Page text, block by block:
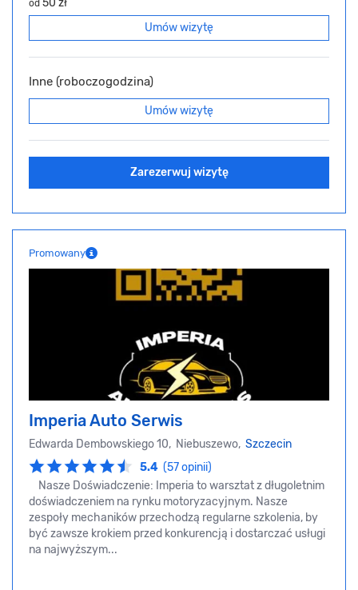
od 50 zł
Umów wizytę
Inne (roboczogodzina)
Umów wizytę
Zarezerwuj wizytę
Promowany
Imperia Auto Serwis
Edwarda Dembowskiego 10, Niebuszewo, Szczecin
5.4 (57 opinii)
Nasze Doświadczenie: Imperia to warsztat z długoletnim
doświadczeniem na rynku motoryzacyjnym. Nasze
zespoły mechaników przechodzą regularne szkolenia, by
być zawsze krokiem przed konkurencją i dostarczać usługi
na najwyższym...